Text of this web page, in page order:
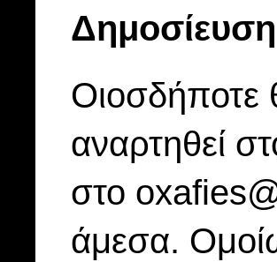
Οιοσδήποτε
αναρτηθεί
στο
άμεσα.